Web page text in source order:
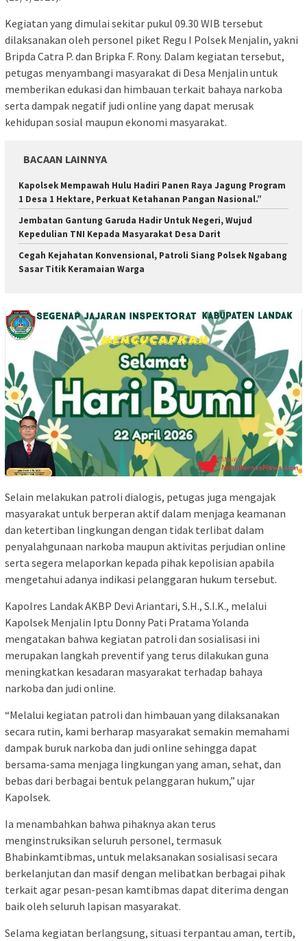
Kegiatan yang dimulai sekitar pukul 09.30 WIB tersebut
dilaksanakan oleh personel piket Regu I Polsek Menjalin, yakni
Bripda Catra P. dan Bripka F. Rony. Dalam kegiatan tersebut,
petugas menyambangi masyarakat di Desa Menjalin untuk
memberikan edukasi dan himbauan terkait bahaya narkoba
serta dampak negatif judi online yang dapat merusak
kehidupan sosial maupun ekonomi masyarakat.
BACAAN LAINNYA
Kapolsek Mempawah Hulu Hadiri Panen Raya Jagung Program
1 Desa 1 Hektare, Perkuat Ketahanan Pangan Nasional.”
Jembatan Gantung Garuda Hadir Untuk Negeri, Wujud
Kepedulian TNI Kepada Masyarakat Desa Darit
Cegah Kejahatan Konvensional, Patroli Siang Polsek Ngabang
Sasar Titik Keramaian Warga
Selain melakukan patroli dialogis, petugas juga mengajak
masyarakat untuk berperan aktif dalam menjaga keamanan
dan ketertiban lingkungan dengan tidak terlibat dalam
penyalahgunaan narkoba maupun aktivitas perjudian online
serta segera melaporkan kepada pihak kepolisian apabila
mengetahui adanya indikasi pelanggaran hukum tersebut.
Kapolres Landak AKBP Devi Ariantari, S.H., S.I.K., melalui
Kapolsek Menjalin Iptu Donny Pati Pratama Yolanda
mengatakan bahwa kegiatan patroli dan sosialisasi ini
merupakan langkah preventif yang terus dilakukan guna
meningkatkan kesadaran masyarakat terhadap bahaya
narkoba dan judi online.
“Melalui kegiatan patroli dan himbauan yang dilaksanakan
secara rutin, kami berharap masyarakat semakin memahami
dampak buruk narkoba dan judi online sehingga dapat
bersama-sama menjaga lingkungan yang aman, sehat, dan
bebas dari berbagai bentuk pelanggaran hukum,” ujar
Kapolsek.
Ia menambahkan bahwa pihaknya akan terus
menginstruksikan seluruh personel, termasuk
Bhabinkamtibmas, untuk melaksanakan sosialisasi secara
berkelanjutan dan masif dengan melibatkan berbagai pihak
terkait agar pesan-pesan kamtibmas dapat diterima dengan
baik oleh seluruh lapisan masyarakat.
Selama kegiatan berlangsung, situasi terpantau aman, tertib,